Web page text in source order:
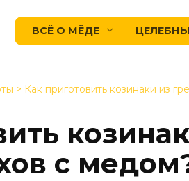
ВСЁ О МЁДЕ
> Как приготовить козинаки из
с